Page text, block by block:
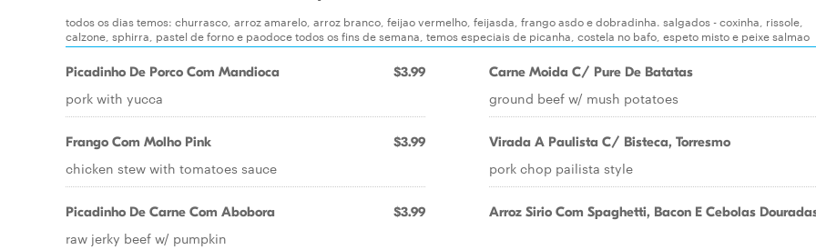
todos os dias temos: churrasco, arroz amarelo, arroz branco, feijao vermelho, feijasda, frango asdo e dobradinha. salgados - coxinha, rissole,
calzone, sphirra, pastel de forno e paodoce todos os fins de semana, temos especiais de picanha, costela no bafo, espeto misto e peixe salmao
Picadinho De Porco Com Mandioca $3.99
pork with yucca
Frango Com Molho Pink $3.99
chicken stew with tomatoes sauce
Picadinho De Carne Com Abobora $3.99
raw jerky beef w/ pumpkin
Carne Moida C/ Pure De Batatas
ground beef w/ mush potatoes
Virada A Paulista C/ Bisteca, Torresmo
pork chop pailista style
Arroz Sirio Com Spaghetti, Bacon E Cebolas